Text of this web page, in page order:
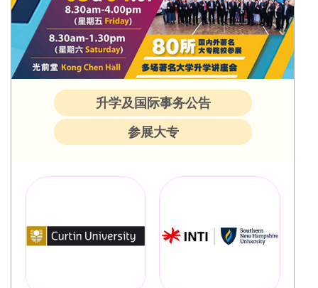
升学及国际事务公告
参展大专